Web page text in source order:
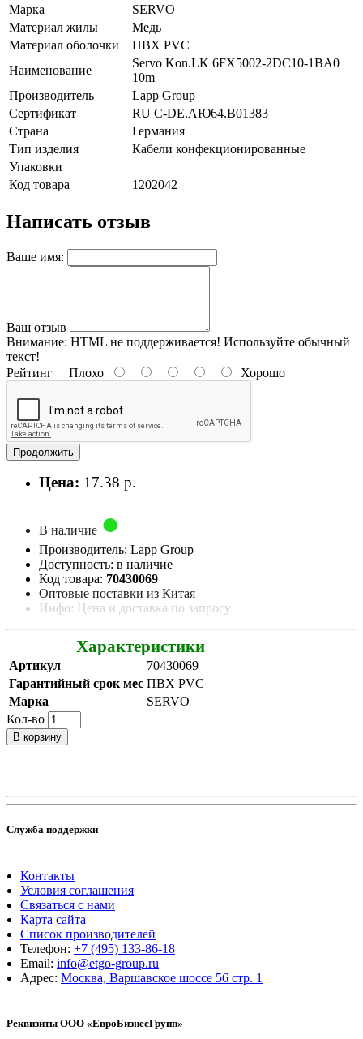
Марка
SERVO
Материал жилы
Медь
Материал оболочки
ПВХ PVC
Наименование
Servo Kon.LK 6FX5002-2DC10-1BA0
10m
Производитель
Lapp Group
Сертификат
RU C-DE.АЮ64.B01383
Страна
Германия
Тип изделия
Кабели конфекционированные
Упаковки
Код товара
1202042
Написать отзыв
Ваше имя:
Ваш отзыв
Внимание: HTML не поддерживается! Используйте обычный
текст!
Рейтинг Плохо Хорошо
Продолжить
Цена: 17.38 р.
В наличие
Производитель: Lapp Group
Доступность: в наличие
Код товара: 70430069
Оптовые поставки из Китая
Инфо: Цена и доставка по запросу
Характеристики
Артикул
70430069
Гарантийный срок мес ПВХ PVC
Марка
SERVO
Кол-во
В корзину
Служба поддержки
Контакты
Условия соглашения
Связаться с нами
Карта сайта
Список производителей
Телефон: +7 (495) 133-86-18
Email: info@etgo-group.ru
Адрес: Москва, Варшавское шоссе 56 стр. 1
Реквизиты ООО «ЕвроБизнесГрупп»